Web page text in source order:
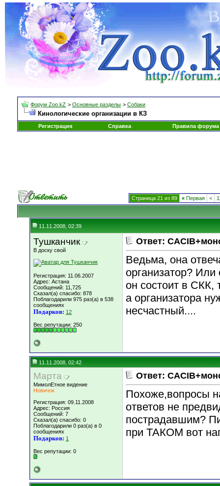
Форум Zoo.kZ > Основные разделы > Собаки
Кинологические организации в КЗ
Регистрация Справка Правила форума
Страница 21 из 89 « Первая <
11.11.2008, 02:39
Тушканчик
В доску свой
Регистрация: 11.06.2007
Адрес: Астана
Сообщений: 11,725
Сказал(а) спасибо: 878
Поблагодарили 975 раз(а) в 538
сообщениях
Подарков: 12
Вес репутации: 250
Ответ:
Ведьма, она
организатор? Или
он состоит в СКК,
а организатора
несчастный....
11.11.2008, 02:42
Марта
МимолЕтное видение
Новичок
Регистрация: 09.11.2008
Адрес: Россия
Сообщений: 7
Сказал(а) спасибо: 0
Поблагодарили 0 раз(а) в 0
сообщениях
Подарков: 1
Вес репутации: 0
Ответ:
Похоже,вопросы
ответов не
пострадавшим?
при ТАКОМ вот